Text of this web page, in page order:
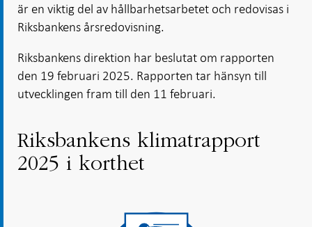
är en viktig del av hållbarhetsarbetet och redovisas i
Riksbankens årsredovisning.
Riksbankens direktion har beslutat om rapporten
den 19 februari 2025. Rapporten tar hänsyn till
utvecklingen fram till den 11 februari.
Riksbankens klimatrapport
2025 i korthet